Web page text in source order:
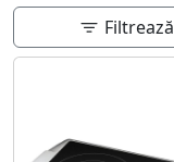
bucatarie. Filtrează